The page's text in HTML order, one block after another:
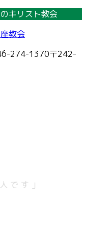
キリスト教会
274-1370〒242-
です」